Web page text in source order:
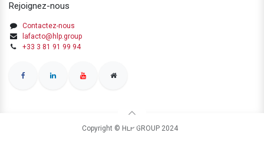
Rejoignez-nous
Contactez-nous
lafacto@hlp.group
+33 3 81 91 99 94
Copyright © HLP GROUP 2024